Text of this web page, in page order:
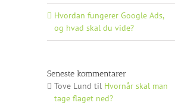
Hvordan fungerer Google Ads,
og hvad skal du vide?
Seneste kommentarer
Tove Lund til Hvornår skal man
tage flaget ned?